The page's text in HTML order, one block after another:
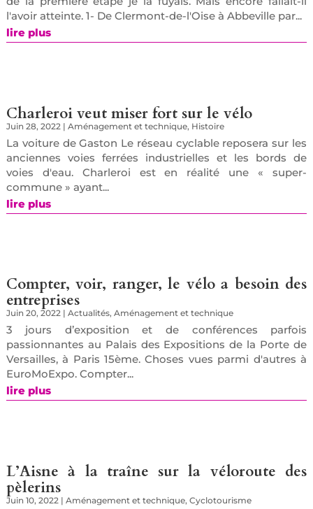
l'avoir atteinte. 1- De Clermont-de-l'Oise à Abbeville par...
lire plus
Charleroi veut miser fort sur le vélo
Juin 28, 2022 | Aménagement et technique, Histoire
La voiture de Gaston Le réseau cyclable reposera sur les
anciennes voies ferrées industrielles et les bords de
voies d'eau. Charleroi est en réalité une « super-
commune » ayant...
lire plus
Compter, voir, ranger, le vélo a besoin des
entreprises
Juin 20, 2022| Actualités, Aménagement et technique
3 jours d’exposition et de conférences parfois
passionnantes au Palais des Expositions de la Porte de
Versailles, à Paris 15ème. Choses vues parmi d'autres à
EuroMoExpo. Compter...
lire plus
L’Aisne à la traîne sur la véloroute des
pèlerins
Juin 10, 2022 | Aménagement et technique, Cyclotourisme